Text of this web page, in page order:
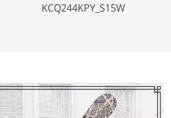
KCQ244KPY_S15W